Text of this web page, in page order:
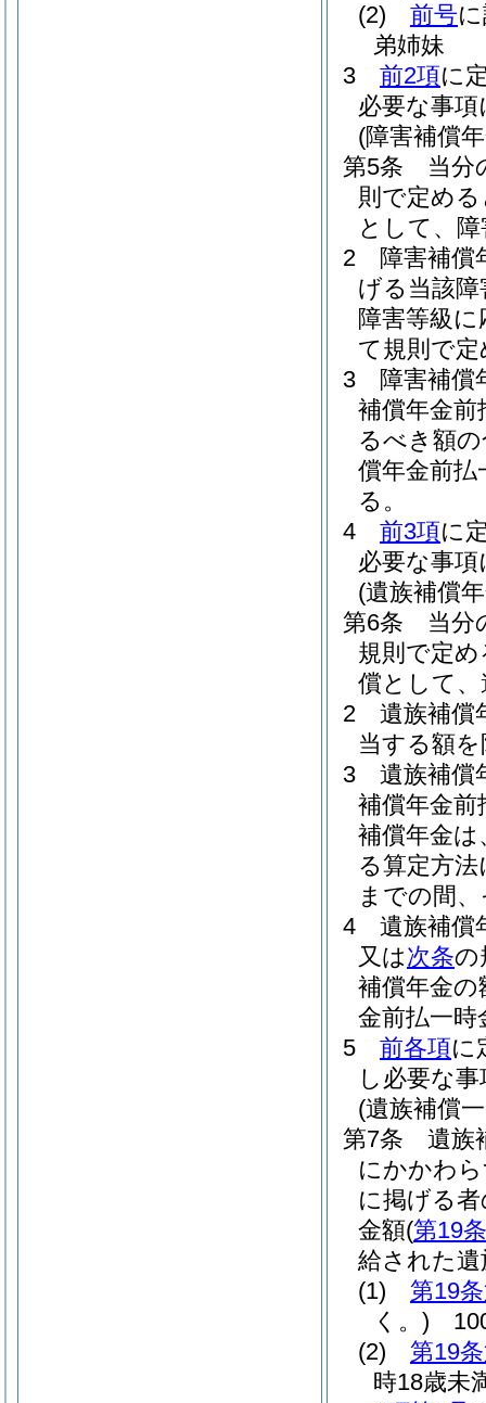
(2)
前号
弟姉妹
3
前2項に
必要な事
(障害補償
第5条
当分
則で定め
として、
2
障害補償
げる当該
障害等級
て規則で
3
障害補償
補償年金前
るべき額
償年金前
る。
4
前3項に
必要な事
(遺族補償
第6条
当分
規則で定
償として
2
遺族補償
当する額
3
遺族補償
補償年金
補償年金
る算定方
までの間
4
遺族補償
又は次条の
補償年金
金前払一
5
前各項に
し必要な
(遺族補償
第7条
遺族
にかかわ
に掲げる
金額(第19
給された
(1)
第19
く。)
(2)
第19
時18歳未